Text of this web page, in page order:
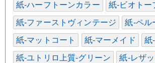
紙-ハーフトーンカラー 紙-ビオトー
紙-ファーストヴィンテージ 紙-ペル
紙-マットコート 紙-マーメイド 紙
紙-ユトリロ上質-グリーン 紙-レザ